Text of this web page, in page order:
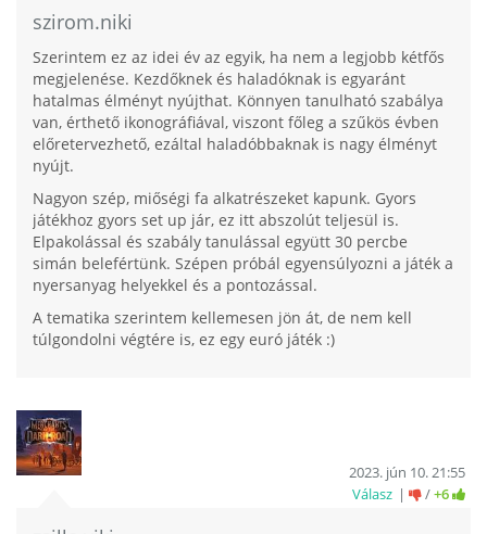
szirom.niki
Szerintem ez az idei év az egyik, ha nem a legjobb kétfős
megjelenése. Kezdőknek és haladóknak is egyaránt
hatalmas élményt nyújthat. Könnyen tanulható szabálya
van, érthető ikonográfiával, viszont főleg a szűkös évben
előretervezhető, ezáltal haladóbbaknak is nagy élményt
nyújt.
Nagyon szép, miőségi fa alkatrészeket kapunk. Gyors
játékhoz gyors set up jár, ez itt abszolút teljesül is.
Elpakolással és szabály tanulással együtt 30 percbe
simán belefértünk. Szépen próbál egyensúlyozni a játék a
nyersanyag helyekkel és a pontozással.
A tematika szerintem kellemesen jön át, de nem kell
túlgondolni végtére is, ez egy euró játék :)
2023. jún 10. 21:55
Válasz
/+6